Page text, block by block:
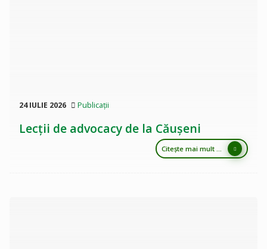
24 IULIE 2026 Publicații
Lecții de advocacy de la Căușeni
Citește mai mult ...